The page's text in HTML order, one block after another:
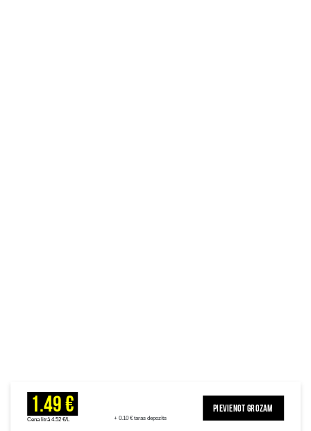
1.49 €
Cena litrā 4.52 €/L + 0.10 € taras depozīts
PIEVIENOT GROZAM